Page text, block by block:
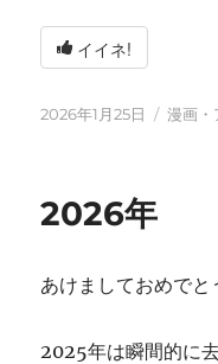
イイネ!
投
2026年1月25日
カ
漫画・
2026年
あけましておめで
2025年は瞬間的に